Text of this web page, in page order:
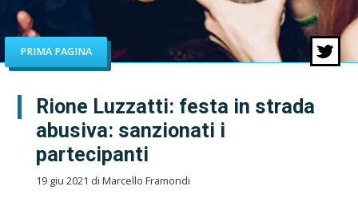
PRIMA PAGINA
Rione Luzzatti: festa in strada
abusiva: sanzionati i
partecipanti
19 giu 2021 di Marcello Framondi